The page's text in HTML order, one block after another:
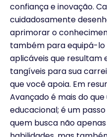
confiança e inovação.
cuidadosamente
aprimorar o
também para equipá-
aplicáveis que resultam
tangíveis para sua
que você apoia. Em
Avançado é mais do
educacional; é um
quem busca não